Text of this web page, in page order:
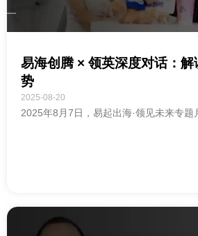
易海创腾 × 领英深度对话：解
势
2025-08-20
2025年8月7日，易起出海·领见未来专题